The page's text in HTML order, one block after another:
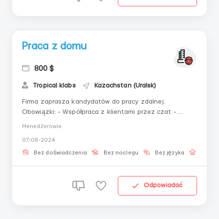
Praca z domu
800 $
Tropical klabs Kazachstan (Uralsk)
Firma zaprasza kandydatów do pracy zdalnej.
Obowiązki: - Współpraca z klientami przez czat -
Udzielanie wsparcia i utrzymywanie dialogu - Obsługa
umiejętności komunikacyjne i umiejętność pracy w
formacie czatu. - Poprawna pisownia - Od...
Menedżerowie
07-08-2024
Bez doświadczenia Bez noclegu Bez języka
Odpowiadać